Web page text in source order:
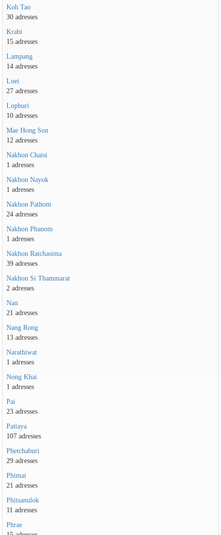
Koh Tao
30 adresses
Krabi
15 adresses
Lampang
14 adresses
Loei
27 adresses
Lopburi
10 adresses
Mae Hong Son
12 adresses
Nakhon Chaisi
1 adresses
Nakhon Nayok
1 adresses
Nakhon Pathom
24 adresses
Nakhon Phanom
1 adresses
Nakhon Ratchasima
39 adresses
Nakhon Si Thammarat
2 adresses
Nan
21 adresses
Nang Rong
13 adresses
Narathiwat
1 adresses
Nong Khai
1 adresses
Pai
23 adresses
Pattaya
107 adresses
Phetchaburi
29 adresses
Phimai
21 adresses
Phitsanulok
11 adresses
Phrae